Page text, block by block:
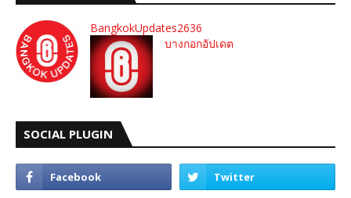
BangkokUpdates2636
บางกอกอัปเดต
SOCIAL PLUGIN